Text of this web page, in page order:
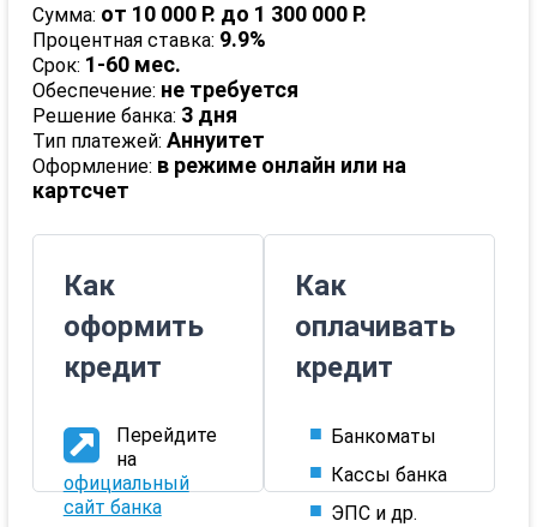
Сумма: от 10 000 Р. до 1 300 000 Р.
Процентная ставка: 9.9%
Срок: 1-60 мес.
Обеспечение: не требуется
Решение банка: 3 дня
Тип платежей: Аннуитет
Оформление: в режиме онлайн или на
картсчет
Как
оформить
кредит
Перейдите
на
официальный
сайт банка
Как
оплачивать
кредит
Банкоматы
Кассы банка
ЭПС и др.